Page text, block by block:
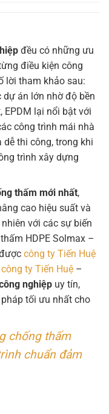
đều có những ưu
điều kiện công
lời tham khảo sau:
dự án lớn nhờ độ bền
EPDM lại nổi bật với
công trình mái nhà
dễ thi công, trong khi
trình xây dựng
thấm mới nhất,
cao hiệu suất và
với các sự biến
HDPE Solmax –
công ty Tiến Huệ
công ty Tiến Huệ –
nghiệp uy tín,
tối ưu nhất cho
chống thấm
chuẩn đảm